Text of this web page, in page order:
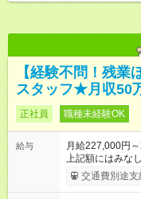
【経験不問！残業
スタッフ★月収50
正社員 職種未経験OK
給与
月給227,000円
上記額にはみな
ます。 みなし
間 23.7時間／月 ＼報奨金＋各種手当アリ♪／ 報奨金は実績を正
交通費別途支